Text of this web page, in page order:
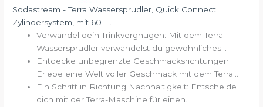
Sodastream - Terra Wassersprudler, Quick Connect
Zylindersystem, mit 60L...
Verwandel dein Trinkvergnügen: Mit dem Terra
Wassersprudler verwandelst du gewöhnliches...
Entdecke unbegrenzte Geschmacksrichtungen:
Erlebe eine Welt voller Geschmack mit dem Terra...
Ein Schritt in Richtung Nachhaltigkeit: Entscheide
dich mit der Terra-Maschine für einen...